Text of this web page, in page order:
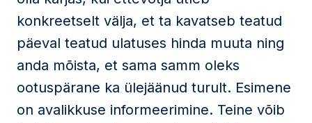
konkreetselt välja, et ta kavatseb teatud
päeval teatud ulatuses hinda muuta ning
anda mõista, et sama samm oleks
ootuspärane ka ülejäänud turult. Esimene
on avalikkuse informeerimine. Teine võib